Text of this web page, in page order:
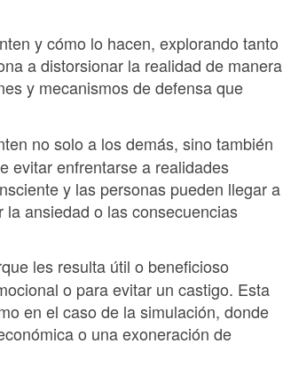
y cómo lo hacen, explorando tanto
a distorsionar la realidad de manera
y mecanismos de defensa que
no solo a los demás, sino también
evitar enfrentarse a realidades
y las personas pueden llegar a
ansiedad o las consecuencias
les resulta útil o beneficioso
o para evitar un castigo. Esta
en el caso de la simulación, donde
o una exoneración de